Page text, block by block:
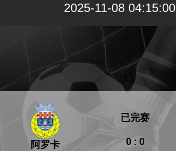
2025-11-08 04:15:00
阿罗卡 0 : 0
已完赛